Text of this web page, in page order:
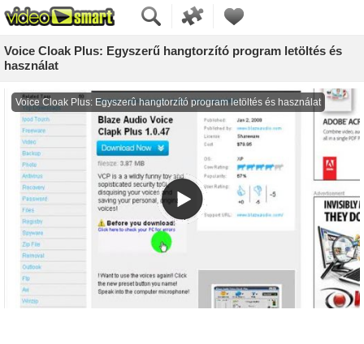
Voice Cloak Plus: Egyszerű hangtorzító program letöltés és
használat